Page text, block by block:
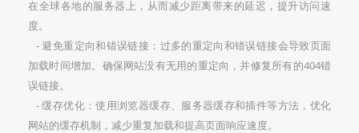
在全球各地的服务器上，从而减少距离带来的延迟，提升访问速
度。
- 避免重定向和错误链接：过多的重定向和错误链接会导致页面
加载时间增加。确保网站没有无用的重定向，并修复所有的404错
误链接。
- 缓存优化：使用浏览器缓存、服务器缓存和插件等方法，优化
网站的缓存机制，减少重复加载和提高页面响应速度。